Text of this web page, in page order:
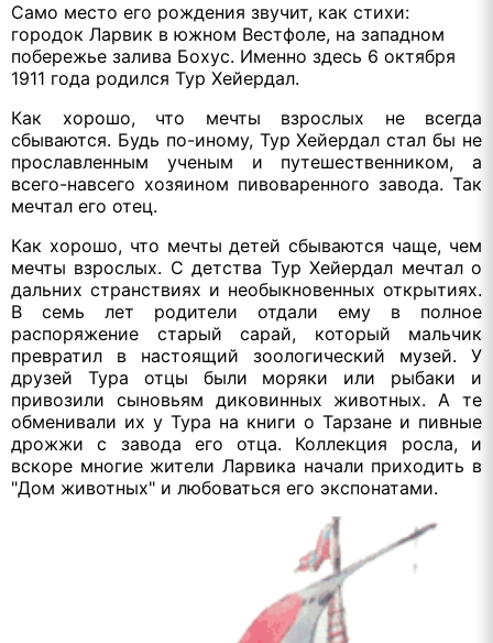
Само место его рождения звучит, как стихи:
городок Ларвик в южном Вестфоле, на западном
побережье залива Бохус. Именно здесь 6 октября
1911 года родился Тур Хейердал.
Как хорошо, что мечты взрослых не всегда
сбываются. Будь по-иному, Тур Хейердал стал бы не
прославленным ученым и путешественником, а
всего-навсего хозяином пивоваренного завода. Так
мечтал его отец.
Как хорошо, что мечты детей сбываются чаще, чем
мечты взрослых. С детства Тур Хейердал мечтал о
дальних странствиях и необыкновенных открытиях.
В семь лет родители отдали ему в полное
распоряжение старый сарай, который мальчик
превратил в настоящий зоологический музей. У
друзей Тура отцы были моряки или рыбаки и
привозили сыновьям диковинных животных. А те
обменивали их у Тура на книги о Тарзане и пивные
дрожжи с завода его отца. Коллекция росла, и
вскоре многие жители Ларвика начали приходить в
"Дом животных" и любоваться его экспонатами.